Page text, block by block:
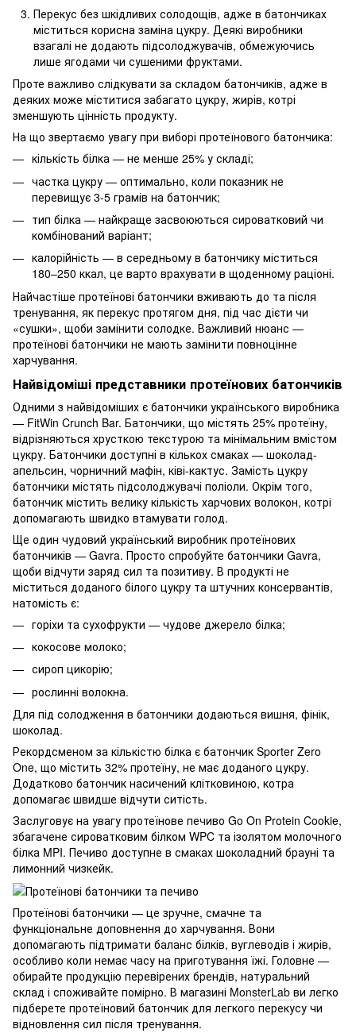
Перекус без шкідливих солодощів, адже в батончиках
міститься корисна заміна цукру. Деякі виробники
взагалі не додають підсолоджувачів, обмежуючись
лише ягодами чи сушеними фруктами.
Проте важливо слідкувати за складом батончиків, адже в
деяких може міститися забагато цукру, жирів, котрі
зменшують цінність продукту.
На що звертаємо увагу при виборі протеїнового батончика:
кількість білка — не менше 25% у складі;
частка цукру — оптимально, коли показник не
перевищує 3-5 грамів на батончик;
тип білка — найкраще засвоюються сироватковий чи
комбінований варіант;
калорійність — в середньому в батончику міститься
180–250 ккал, це варто врахувати в щоденному раціоні.
Найчастіше протеїнові батончики вживають до та після
тренування, як перекус протягом дня, під час дієти чи
«сушки», щоби замінити солодке. Важливий нюанс —
протеїнові батончики не мають замінити повноцінне
харчування.
Найвідоміші представники протеїнових батончиків
Одними з найвідоміших є батончики українського виробника
— FitWin Crunch Bar. Батончики, що містять 25% протеїну,
відрізняються хрусткою текстурою та мінімальним вмістом
цукру. Батончики доступні в кількох смаках — шоколад-
апельсин, чорничний мафін, ківі-кактус. Замість цукру
батончики містять підсолоджувачі поліоли. Окрім того,
батончик містить велику кількість харчових волокон, котрі
допомагають швидко втамувати голод.
Ще один чудовий український виробник протеїнових
батончиків — Gavra. Просто спробуйте батончики Gavra,
щоби відчути заряд сил та позитиву. В продукті не
міститься доданого білого цукру та штучних консервантів,
натомість є:
горіхи та сухофрукти — чудове джерело білка;
кокосове молоко;
сироп цикорію;
рослинні волокна.
Для під солодження в батончики додаються вишня, фінік,
шоколад.
Рекордсменом за кількістю білка є батончик Sporter Zero
One, що містить 32% протеїну, не має доданого цукру.
Додатково батончик насичений клітковиною, котра
допомагає швидше відчути ситість.
Заслуговує на увагу протеїнове печиво Go On Protein Cookie,
збагачене сироватковим білком WPC та ізолятом молочного
білка MPI. Печиво доступне в смаках шоколадний брауні та
лимонний чизкейк.
Протеїнові батончики — це зручне, смачне та
функціональне доповнення до харчування. Вони
допомагають підтримати баланс білків, вуглеводів і жирів,
особливо коли немає часу на приготування їжі. Головне —
обирайте продукцію перевірених брендів, натуральний
склад і споживайте помірно. В магазині MonsterLab ви легко
підберете протеїновий батончик для легкого перекусу чи
відновлення сил після тренування.